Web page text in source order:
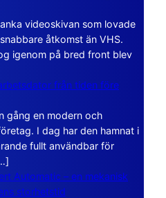
videoskivan som lovade
åtkomst än VHS.
igenom på bred front blev
från tiden före
gång en modern och
I dag har den hamnat i
fullt användbar för
Automatic – en mekanisk
storhetstid